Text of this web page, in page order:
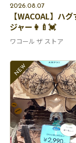
2026.08.07
【WACOAL】ハ
ジャー👩‍🍼💓
ワコール ザ ストア